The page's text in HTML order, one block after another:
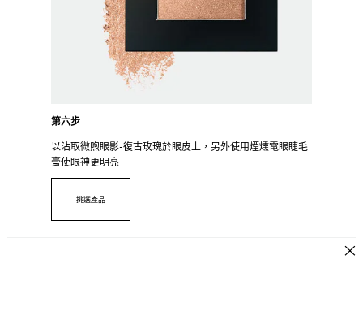
第六步
以沾取微煦眼影-復古玫瑰於眼皮上，另外使用煙燻電眼睫毛
膏使眼神更明亮
挑選產品